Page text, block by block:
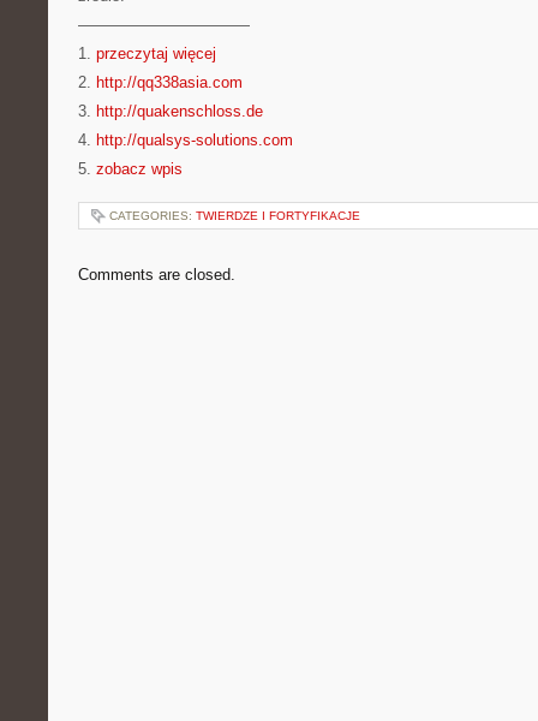
———————————
1. przeczytaj więcej
2. http://qq338asia.com
3. http://quakenschloss.de
4. http://qualsys-solutions.com
5. zobacz wpis
CATEGORIES: TWIERDZE I FORTYFIKACJE
Comments are closed.